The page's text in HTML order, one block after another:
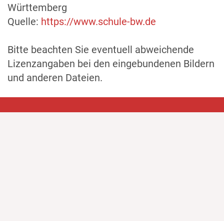
Württemberg
Quelle: https://www.schule-bw.de
Bitte beachten Sie eventuell abweichende
Lizenzangaben bei den eingebundenen Bildern
und anderen Dateien.